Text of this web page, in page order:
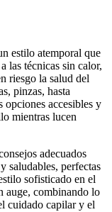
estilo atemporal que
las técnicas sin calor,
riesgo la salud del
pinzas, hasta
accesibles y
mientras lucen
adecuados
saludables, perfectas
sofisticado en el
auge, combinando lo
cuidado capilar y el